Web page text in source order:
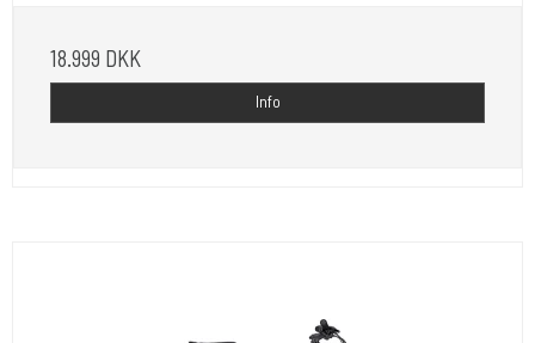
18.999 DKK
Info